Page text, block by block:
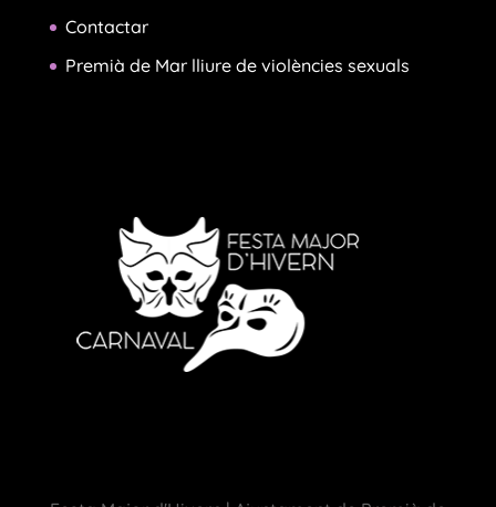
Contactar
Premià de Mar lliure de violències sexuals